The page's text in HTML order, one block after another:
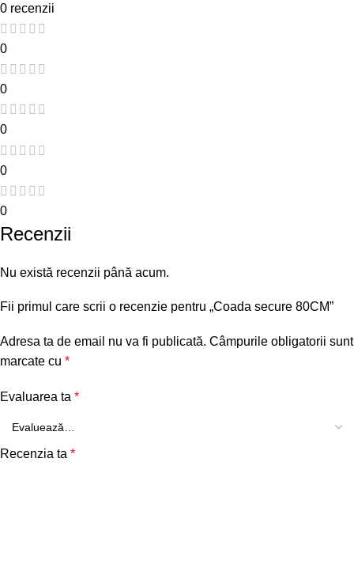
0 recenzii
0
0
0
0
0
Recenzii
Nu există recenzii până acum.
Fii primul care scrii o recenzie pentru „Coada secure 80CM”
Adresa ta de email nu va fi publicată. Câmpurile obligatorii sunt
marcate cu *
Evaluarea ta *
Recenzia ta *